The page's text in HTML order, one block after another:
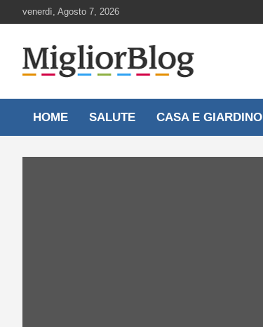
to
venerdì, Agosto 7, 2026
MigliorBlog.it
HOME SALUTE CASA E GIARDINO